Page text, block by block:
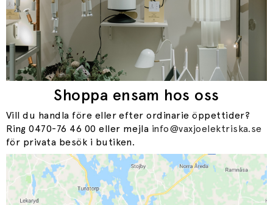
Shoppa ensam hos oss
Vill du handla före eller efter ordinarie öppettider?
Ring 0470-76 46 00 eller mejla info@vaxjoelektriska.se
för privata besök i butiken.